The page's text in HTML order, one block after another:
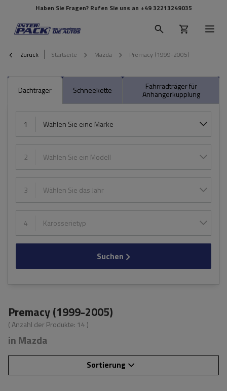
Haben Sie Fragen? Rufen Sie uns an +49 32213249035
Zurück Startseite Mazda Premacy (1999-2005)
Dachträger Schneekette Fahrradträger für
Anhängerkupplung
1 Wählen Sie eine Marke
2 Wählen Sie ein Modell
3 Wählen Sie das Jahr
4 Karosserietyp
Suchen
Premacy (1999-2005)
( Anzahl der Produkte: 14 )
in Mazda
Sortierung